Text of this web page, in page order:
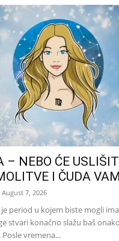
– NEBO ĆE
I ČUDA
August 7, 2026
period u kojem biste mogli
stvari konačno slažu baš
vremena...